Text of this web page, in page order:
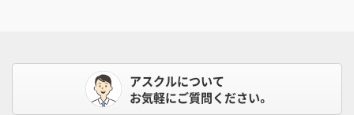
アスクルについて
お気軽にご質問ください。